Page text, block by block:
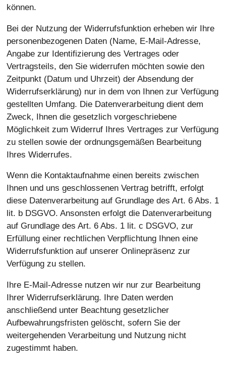
können.
Bei der Nutzung der Widerrufsfunktion erheben wir Ihre
personenbezogenen Daten (Name, E-Mail-Adresse,
Angabe zur Identifizierung des Vertrages oder
Vertragsteils, den Sie widerrufen möchten sowie den
Zeitpunkt (Datum und Uhrzeit) der Absendung der
Widerrufserklärung) nur in dem von Ihnen zur Verfügung
gestellten Umfang. Die Datenverarbeitung dient dem
Zweck, Ihnen die gesetzlich vorgeschriebene
Möglichkeit zum Widerruf Ihres Vertrages zur Verfügung
zu stellen sowie der ordnungsgemäßen Bearbeitung
Ihres Widerrufes.
Wenn die Kontaktaufnahme einen bereits zwischen
Ihnen und uns geschlossenen Vertrag betrifft, erfolgt
diese Datenverarbeitung auf Grundlage des Art. 6 Abs. 1
lit. b DSGVO. Ansonsten erfolgt die Datenverarbeitung
auf Grundlage des Art. 6 Abs. 1 lit. c DSGVO, zur
Erfüllung einer rechtlichen Verpflichtung Ihnen eine
Widerrufsfunktion auf unserer Onlinepräsenz zur
Verfügung zu stellen.
Ihre E-Mail-Adresse nutzen wir nur zur Bearbeitung
Ihrer Widerrufserklärung. Ihre Daten werden
anschließend unter Beachtung gesetzlicher
Aufbewahrungsfristen gelöscht, sofern Sie der
weitergehenden Verarbeitung und Nutzung nicht
zugestimmt haben.